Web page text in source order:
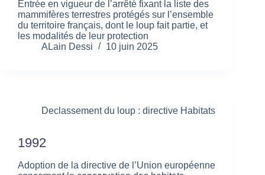
Entrée en vigueur de l’arrêté fixant la liste des
mammifères terrestres protégés sur l’ensemble
du territoire français, dont le loup fait partie, et
les modalités de leur protection
ALain Dessi
10 juin 2025
Declassement du loup : directive Habitats
1992
Adoption de la directive de l’Union européenne